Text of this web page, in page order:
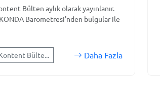
Bülten aylık olarak yayınlanır.
Barometresi'nden bulgular ile
Bülte... Daha Fazla